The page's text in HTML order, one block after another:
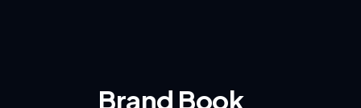
Brand Book